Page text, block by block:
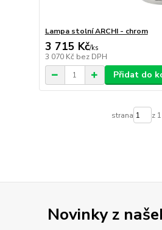
Lampa stolní ARCHI - chrom
3 715 Kč/ks
3 070 Kč bez DPH
Přidat do
strana z 1
Novinky z